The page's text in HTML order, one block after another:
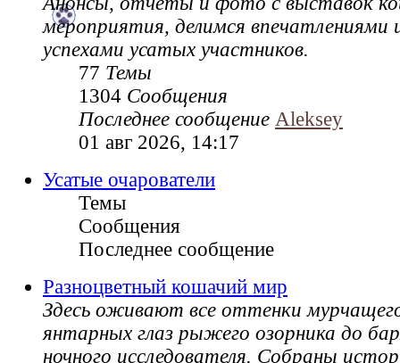
мероприятия, делимся впечатлениями
успехами усатых участников.
77 Темы
1304 Сообщения
Последнее сообщение Aleksey
01 авг 2026, 14:17
Усатые очарователи
Темы
Сообщения
Последнее сообщение
Разноцветный кошачий мир
Здесь оживают все оттенки
янтарных глаз рыжего озорника до
ночного исследователя. Собраны